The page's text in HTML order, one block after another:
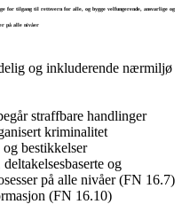
for tilgang til rettsvern for alle, og bygge velfungerende, ansvarlige og
på alle nivåer
og inkluderende nærmiljø
straffbare handlinger
kriminalitet
bestikkelser
og
på alle nivåer (FN 16.7)
(FN 16.10)